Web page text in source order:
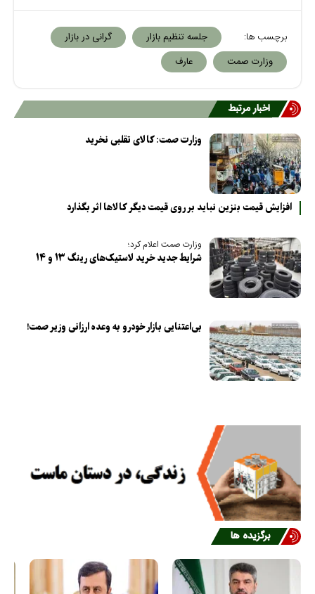
برچسب ها: جلسه تنظیم بازار
گرانی در بازار
وزارت صمت
عارف
اخبار مرتبط
وزارت صمت: کالای تقلبی نخرید
افزایش قیمت بنزین نباید بر روی قیمت دیگر کالاها اثر بگذارد
وزارت صمت اعلام کرد؛
شرایط جدید خرید لاستیک‌های رینگ ۱۳ و ۱۴
بی‌اعتنایی بازار خودرو به وعده ارزانی وزیر صمت!
برگزیده ها